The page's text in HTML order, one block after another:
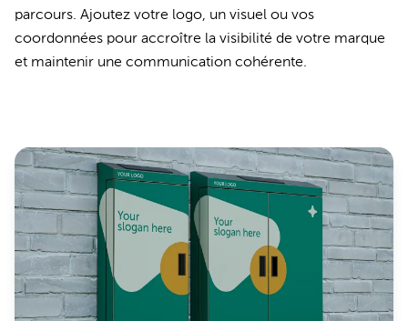
parcours. Ajoutez votre logo, un visuel ou vos
coordonnées pour accroître la visibilité de votre marque
et maintenir une communication cohérente.